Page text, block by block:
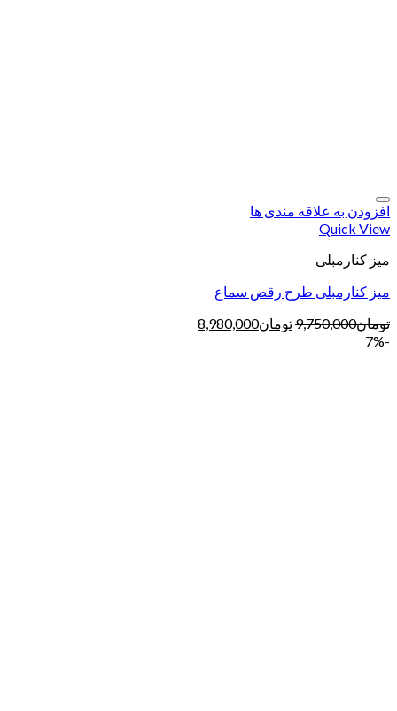
افزودن به علاقه مندی ها
Quick View
میز کنارمبلی
میز کنارمبلی طرح رقص سماع
تومان9,750,000تومان8,980,000
-7%